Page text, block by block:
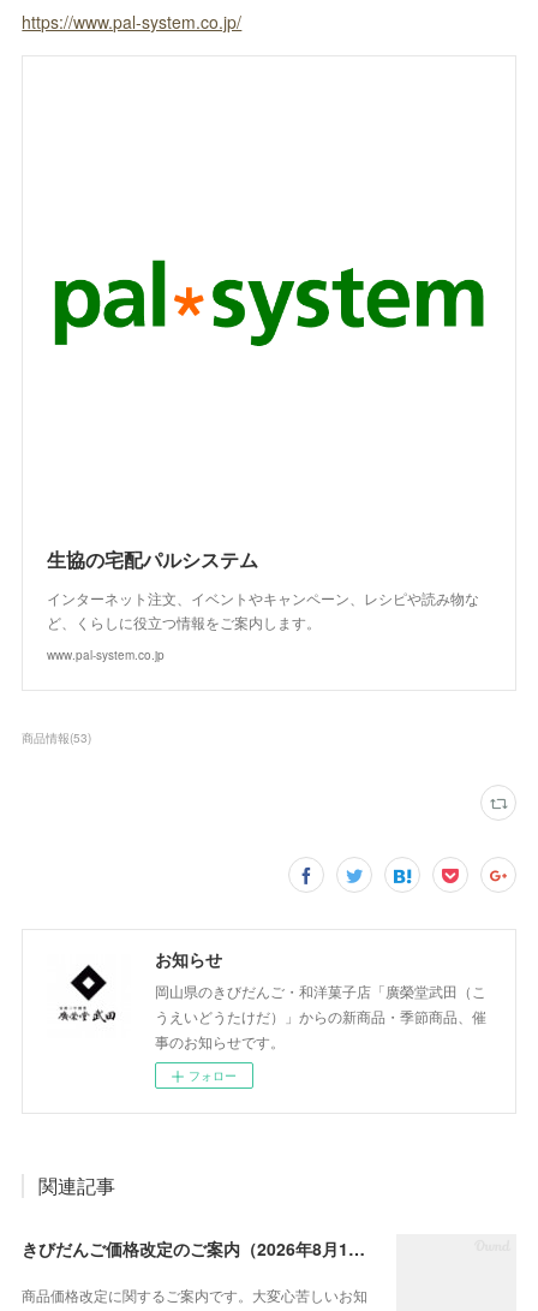
https://www.pal-system.co.jp/
生協の宅配パルシステム
インターネット注文、イベントやキャンペーン、レシピや読み物な
ど、くらしに役立つ情報をご案内します。
www.pal-system.co.jp
商品情報(53)
お知らせ
岡山県のきびだんご・和洋菓子店「廣榮堂武田（こ
うえいどうたけだ）」からの新商品・季節商品、催
事のお知らせです。
フォロー
関連記事
きびだんご価格改定のご案内（2026年8月1日より）
商品価格改定に関するご案内です。大変心苦しいお知